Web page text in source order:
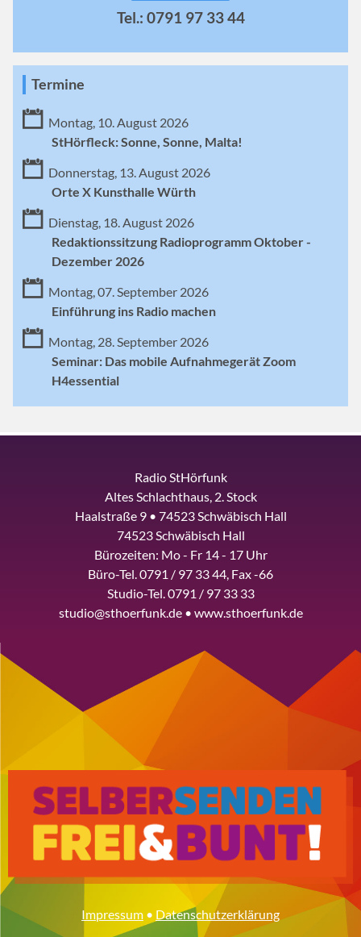
Tel.: 0791 97 33 44
Termine
Montag, 10. August 2026
StHörfleck: Sonne, Sonne, Malta!
Donnerstag, 13. August 2026
Orte X Kunsthalle Würth
Dienstag, 18. August 2026
Redaktionssitzung Radioprogramm Oktober -
Dezember 2026
Montag, 07. September 2026
Einführung ins Radio machen
Montag, 28. September 2026
Seminar: Das mobile Aufnahmegerät Zoom
H4essential
Radio StHörfunk
Altes Schlachthaus, 2. Stock
Haalstraße 9 • 74523 Schwäbisch Hall
74523 Schwäbisch Hall
Bürozeiten: Mo - Fr 14 - 17 Uhr
Büro-Tel. 0791 / 97 33 44, Fax -66
Studio-Tel. 0791 / 97 33 33
studio@sthoerfunk.de • www.sthoerfunk.de
Impressum • Datenschutzerklärung